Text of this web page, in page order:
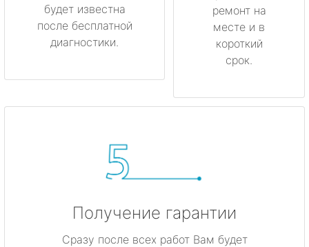
будет известна
после бесплатной
диагностики.
ремонт на
месте и в
короткий
срок.
Получение гарантии
Сразу после всех работ Вам будет